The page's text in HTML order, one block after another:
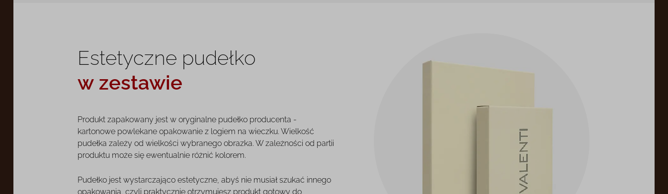
Estetyczne pudełko
w zestawie
Produkt zapakowany jest w oryginalne pudełko producenta -
kartonowe powlekane opakowanie z logiem na wieczku. Wielkość
pudełka zależy od wielkości wybranego obrazka. W zależności od partii
produktu może się ewentualnie różnić kolorem.
Pudełko jest wystarczająco estetyczne, abyś nie musiał szukać innego
opakowania, czyli praktycznie otrzymujesz produkt gotowy do